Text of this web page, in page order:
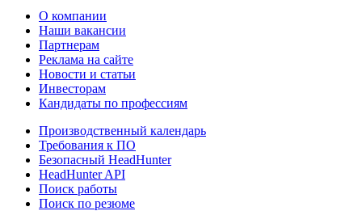
О компании
Наши вакансии
Партнерам
Реклама на сайте
Новости и статьи
Инвесторам
Кандидаты по профессиям
Производственный календарь
Требования к ПО
Безопасный HeadHunter
HeadHunter API
Поиск работы
Поиск по резюме